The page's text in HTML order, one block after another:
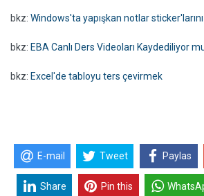
bkz: Windows'ta yapışkan notlar
bkz: EBA Canlı Ders Videoları Kaydediliyor
bkz: Excel'de tabloyu ters çevirmek
E-mail Tweet Paylas
Share Pin this